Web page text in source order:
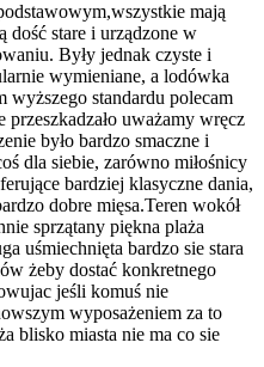
mają
dość stare i urządzone w
Były jednak czyste i
wymieniane, a lodówka
wyższego standardu polecam
uważamy wręcz
było bardzo smaczne i
dla siebie, zarówno miłośnicy
bardziej klasyczne dania,
dobre mięsa.Teren wokół
sprzątany piękna plaża
uśmiechnięta bardzo sie stara
żeby dostać konkretnego
jeśli komuś nie
wyposażeniem za to
blisko miasta nie ma co sie